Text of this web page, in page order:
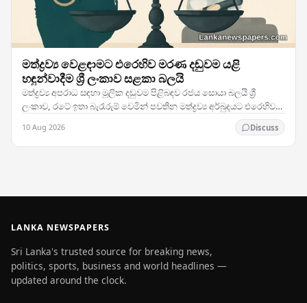
මත්ද්‍රව්‍ය වෙළඳාමට එරෙහිව මරණ දඬුවම යළි
හඳුන්වාදීම ශ්‍රී ලංකාව සළකා බලයි
මත්ද්‍රව්‍ය අපරාධ සඳහා මූලික දඬුවම පිළිබඳව රජය සොයා බලයි ශ්‍රී
ලංකාව, රටේ ඉතා බැරෑරුම් වෙමින් පවතින මත්ද්‍රව්‍ය අර්බුදයට එරෙහිව
10 Aug 2026 Discuss
LANKA NEWSPAPERS
Sri Lanka's trusted source for breaking news,
politics, sports, business and world headlines —
updated around the clock.